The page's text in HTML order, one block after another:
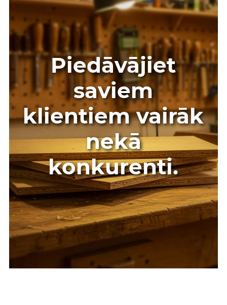
Piedāvājiet
saviem
klientiem vairāk
nekā
konkurenti.